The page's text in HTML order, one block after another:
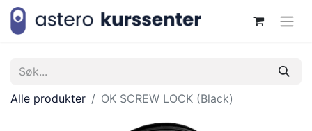
Alle produkter OK SCREW LOCK (Black)